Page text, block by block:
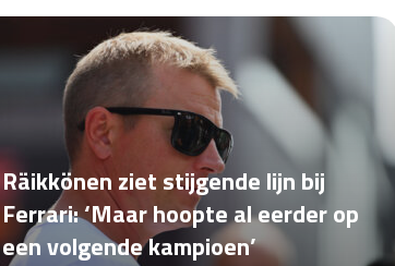
Räikkönen ziet stijgende lijn bij
Ferrari: ‘Maar hoopte al eerder op
een volgende kampioen’